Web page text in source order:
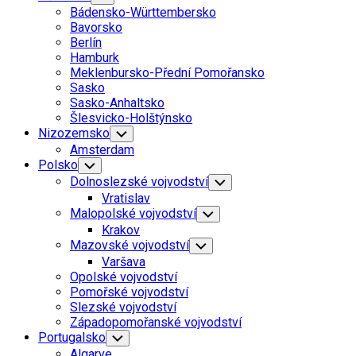
Child
Menu
Bádensko-Württembersko
Bavorsko
Berlín
Hamburk
Meklenbursko-Přední Pomořansko
Sasko
Sasko-Anhaltsko
Šlesvicko-Holštýnsko
Nizozemsko Toggle
Child
Menu
Amsterdam
Polsko Toggle
Child
Menu
Dolnoslezské vojvodství Toggle
Child
Menu
Vratislav
Malopolské vojvodství Toggle
Child
Menu
Krakov
Mazovské vojvodství Toggle
Child
Varšava
Opolské vojvodství
Pomořské vojvodství
Slezské vojvodství
Západopomořanské vojvodství
Portugalsko Toggle
Child